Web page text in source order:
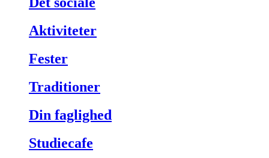
Aktiviteter
Fester
Traditioner
Din faglighed
Studiecafe